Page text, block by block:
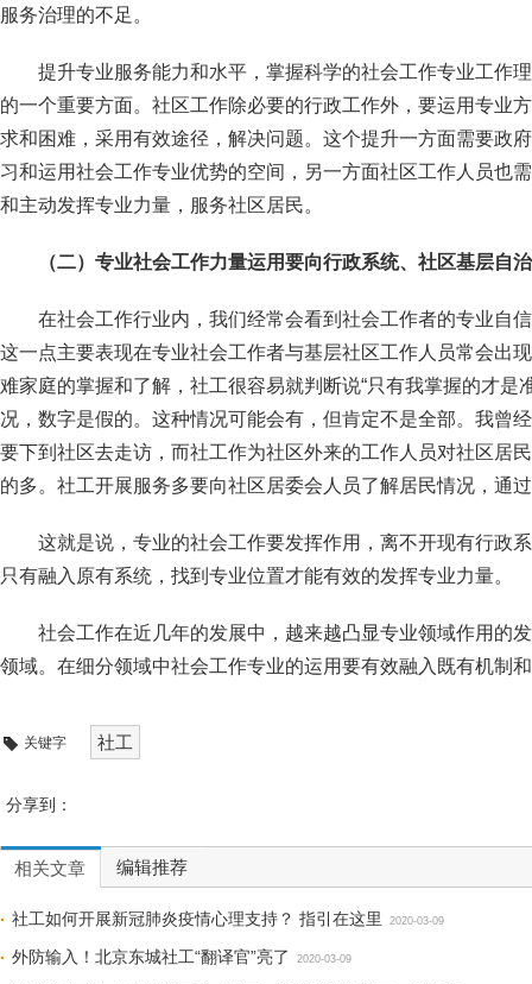
服务治理的不足。
提升专业服务能力和水平，掌握科学的社会工作专业工作
的一个重要方面。社区工作除必要的行政工作外，要运用专业
求和困难，采用有效途径，解决问题。这个提升一方面需要政
习和运用社会工作专业优势的空间，另一方面社区工作人员也
和主动发挥专业力量，服务社区居民。
（二）专业社会工作力量运用要向行政系统、社区基层自
在社会工作行业内，我们经常会看到社会工作者的专业自
这一点主要表现在专业社会工作者与基层社区工作人员常会出
难家庭的掌握和了解，社工很容易就判断说“只有我掌握的才是
况，数字是假的。这种情况可能会有，但肯定不是全部。我曾
要下到社区去走访，而社工作为社区外来的工作人员对社区居
的多。社工开展服务多要向社区居委会人员了解居民情况，通
这就是说，专业的社会工作要发挥作用，离不开现有行政
只有融入原有系统，找到专业位置才能有效的发挥专业力量。
社会工作在近几年的发展中，越来越凸显专业领域作用的
领域。在细分领域中社会工作专业的运用要有效融入既有机制
关键字 社工
分享到：
相关文章 编辑推荐
社工如何开展新冠肺炎疫情心理支持？ 指引在这里 2020-03-09
外防输入！北京东城社工“翻译官”亮了 2020-03-09